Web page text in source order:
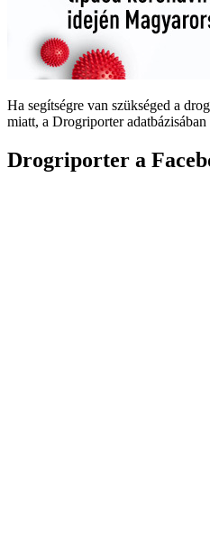
Ha segítségre van szükséged a
miatt, a Drogriporter adatbázisában
Drogriporter a